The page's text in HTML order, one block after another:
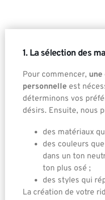
1. La sélection des
Pour commencer,
personnelle est
déterminons vos
désirs. Ensuite, nous
des matériaux
des couleurs
dans un ton
ton plus osé ;
des styles qui
La création de votre